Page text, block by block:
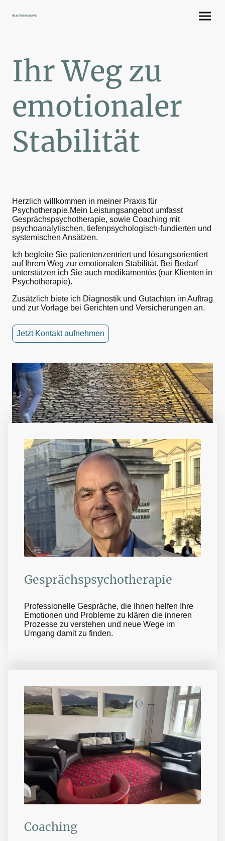
Praxis für Psychotherapie
Ihr Weg zu
emotionaler
Stabilität
Herzlich willkommen in meiner Praxis für
Psychotherapie.Mein Leistungsangebot umfasst
Gesprächspsychotherapie, sowie Coaching mit
psychoanalytischen, tiefenpsychologisch-fundierten und
systemischen Ansätzen.
Ich begleite Sie patientenzentriert und lösungsorientiert
auf Ihrem Weg zur emotionalen Stabilität. Bei Bedarf
unterstützen ich Sie auch medikamentös (nur Klienten in
Psychotherapie).
Zusätzlich biete ich Diagnostik und Gutachten im Auftrag
und zur Vorlage bei Gerichten und Versicherungen an.
Jetzt Kontakt aufnehmen
Gesprächspsychotherapie
Professionelle Gespräche, die Ihnen helfen Ihre
Emotionen und Probleme zu klären die inneren
Prozesse zu verstehen und neue Wege im
Umgang damit zu finden.
Coaching